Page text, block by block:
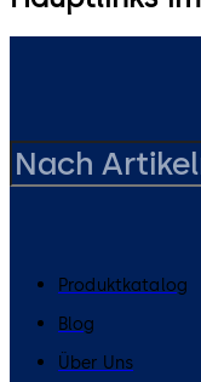
Produktkatalog
Blog
Über Uns